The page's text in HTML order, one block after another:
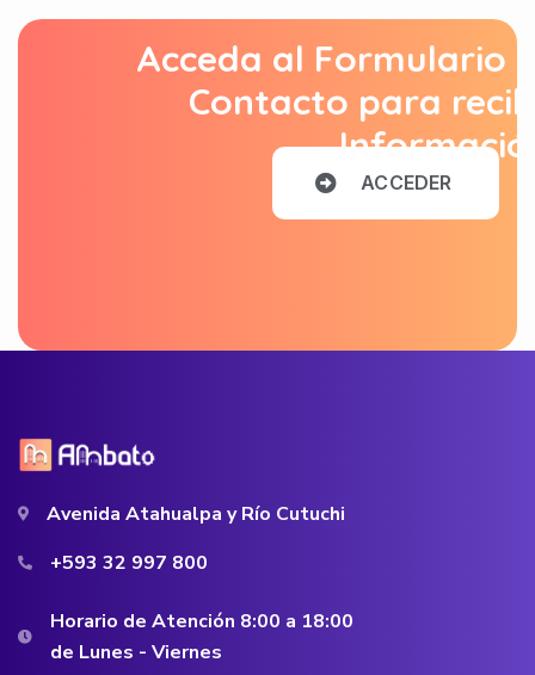
Acceda al Formulario
Contacto para
ACCEDER
Avenida Atahualpa y Río Cutuchi
+593 32 997 800
Horario de Atención 8:00 a 18:00
de Lunes - Viernes